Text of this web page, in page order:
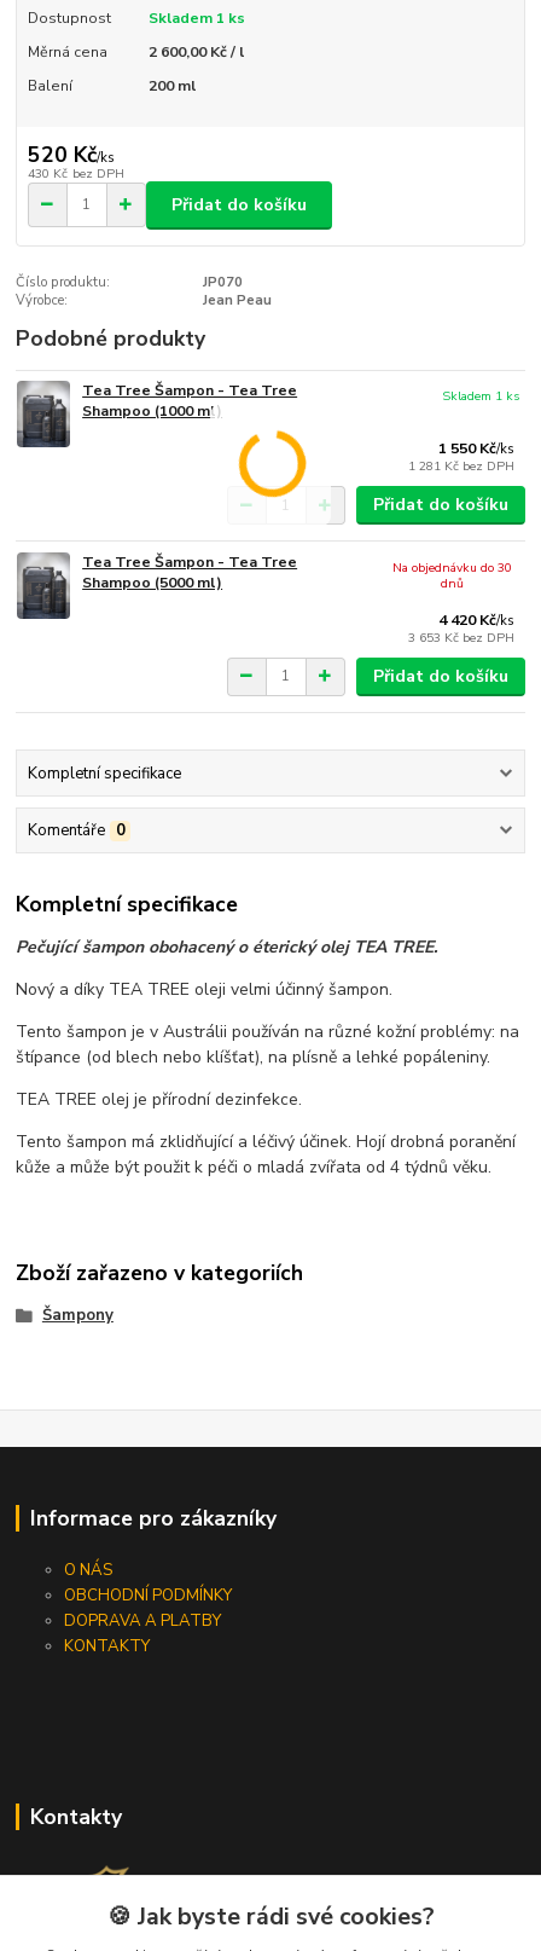
Dostupnost
Skladem 1 ks
Měrná cena
2 600,00 Kč / l
Balení
200 ml
520 Kč/ks
430 Kč bez DPH
Přidat do košíku
Číslo produktu:
JP070
Výrobce:
Jean Peau
Podobné produkty
Tea Tree Šampon - Tea Tree
Shampoo (1000 ml)
1 550 Kč/ks
1 281 Kč bez DPH
Skladem 1 ks
Přidat do košíku
Tea Tree Šampon - Tea Tree
Shampoo (5000 ml)
4 420 Kč/ks
3 653 Kč bez DPH
Na objednávku do 30
dnů
Přidat do košíku
Kompletní specifikace
Komentáře 0
Kompletní specifikace
Pečující šampon obohacený o éterický olej TEA TREE.
Nový a díky TEA TREE oleji velmi účinný šampon.
Tento šampon je v Austrálii používán na různé kožní problémy: na
štípance (od blech nebo klíšťat), na plísně a lehké popáleniny.
TEA TREE olej je přírodní dezinfekce.
Tento šampon má zklidňující a léčivý účinek. Hojí drobná poranění
kůže a může být použit k péči o mladá zvířata od 4 týdnů věku.
Zboží zařazeno v kategoriích
Šampony
Informace pro zákazníky
O NÁS
OBCHODNÍ PODMÍNKY
DOPRAVA A PLATBY
KONTAKTY
Kontakty
🍪 Jak byste rádi své cookies?